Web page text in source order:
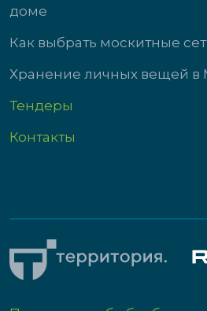
доме
Как выбрать москитные
Хранение личных вещей
Тендеры
Контакты